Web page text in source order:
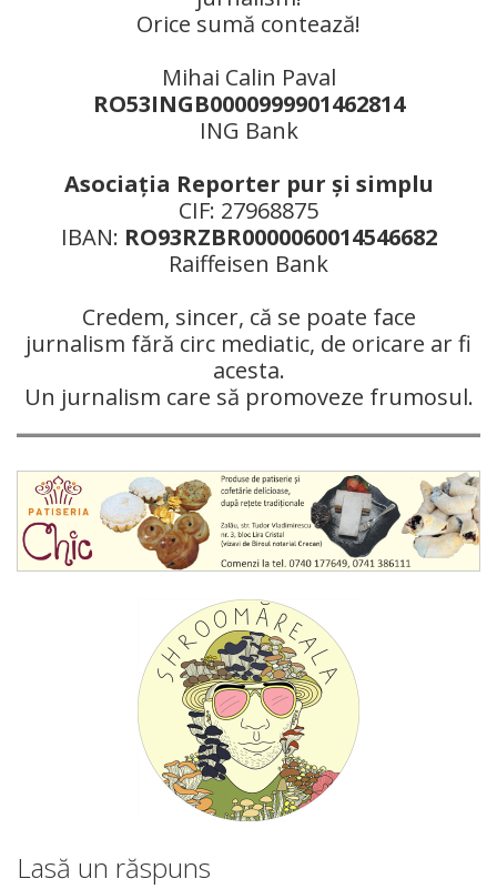
Orice sumă contează!
Mihai Calin Paval
RO53INGB0000999901462814
ING Bank
Asociaţia Reporter pur şi simplu
CIF: 27968875
IBAN: RO93RZBR0000060014546682
Raiffeisen Bank
Credem, sincer, că se poate face
jurnalism fără circ mediatic, de oricare ar fi
acesta.
Un jurnalism care să promoveze frumosul.
Lasă un răspuns